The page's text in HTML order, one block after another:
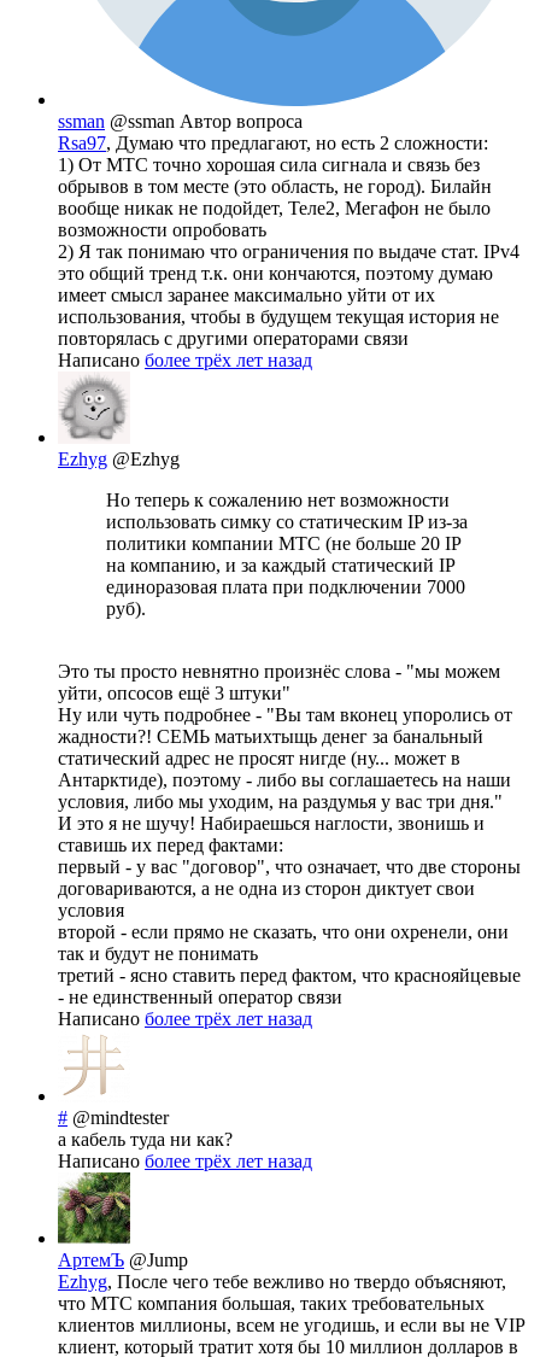
ssman @ssman Автор вопроса
Rsa97, Думаю что предлагают, но есть 2 сложности:
1) От МТС точно хорошая сила сигнала и связь без
обрывов в том месте (это область, не город). Билайн
вообще никак не подойдет, Теле2, Мегафон не было
возможности опробовать
2) Я так понимаю что ограничения по выдаче стат. IPv4
это общий тренд т.к. они кончаются, поэтому думаю
имеет смысл заранее максимально уйти от их
использования, чтобы в будущем текущая история не
повторялась с другими операторами связи
Написано более трёх лет назад
Ezhyg @Ezhyg
Но теперь к сожалению нет возможности
использовать симку со статическим IP из-за
политики компании МТС (не больше 20 IP
на компанию, и за каждый статический IP
единоразовая плата при подключении 7000
руб).
Это ты просто невнятно произнёс слова - "мы можем
уйти, опсосов ещё 3 штуки"
Ну или чуть подробнее - "Вы там вконец упоролись от
жадности?! СЕМЬ матьихтыщь денег за банальный
статический адрес не просят нигде (ну... может в
Антарктиде), поэтому - либо вы соглашаетесь на наши
условия, либо мы уходим, на раздумья у вас три дня."
И это я не шучу! Набираешься наглости, звонишь и
ставишь их перед фактами:
первый - у вас "договор", что означает, что две стороны
договариваются, а не одна из сторон диктует свои
условия
второй - если прямо не сказать, что они охренели, они
так и будут не понимать
третий - ясно ставить перед фактом, что краснояйцевые
- не единственный оператор связи
Написано более трёх лет назад
# @mindtester
а кабель туда ни как?
Написано более трёх лет назад
АртемЪ @Jump
Ezhyg, После чего тебе вежливо но твердо объясняют,
что МТС компания большая, таких требовательных
клиентов миллионы, всем не угодишь, и если вы не VIP
клиент, который тратит хотя бы 10 миллион долларов в